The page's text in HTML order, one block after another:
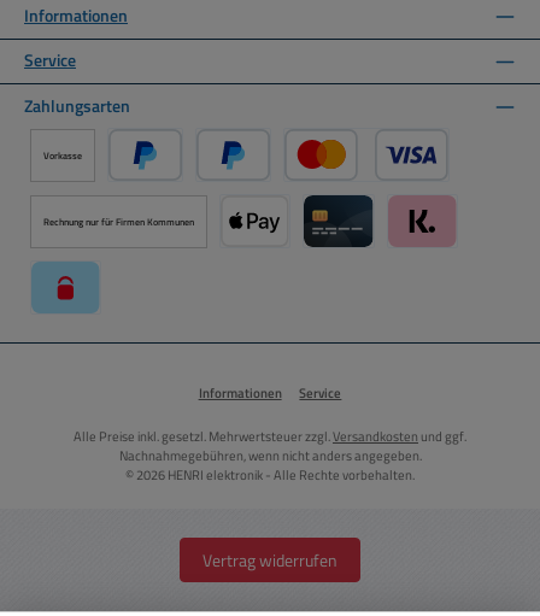
Informationen
Service
Zahlungsarten
Vorkasse
PayPal Später Bezahlen über PayPalKredit- oder Debitkarte
Rechnung nur für Firmen Kommunen
Informationen Service
Alle Preise inkl. gesetzl. Mehrwertsteuer zzgl.Versandkosten und ggf.
Nachnahmegebühren, wenn nicht anders angegeben.
© 2026 HENRI elektronik - Alle Rechte vorbehalten.
Vertrag widerrufen